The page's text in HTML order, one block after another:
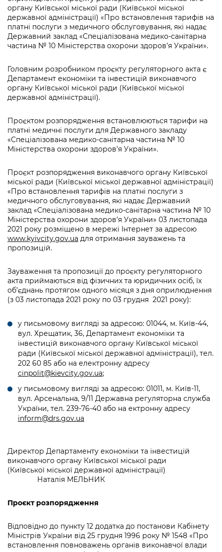
Підприємства, установи, організації
Kyiv International Relations
Річні звіти
Гендерна політика
Безбар'єрність
Портал Захисників та Захисниць
Безбар'єрність
Міський застосунок Київ Цифровий
Важливе під час воєнного стану
Уряд» – місцевий рівень»
Важливе під час воєнного стану
Про відкриті дані
Портал даних Києва
Публічні дашборди
органу Київської міської ради (Київської міської
державної адміністрації) «Про встановлення тарифів на
платні послуги з медичного обслуговування, які надає
Державний заклад «Спеціалізована медико-санітарна
частина № 10 Міністерства охорони здоров’я України».
Головним розробником проєкту регуляторного акта є
Департамент економіки та інвестицій виконавчого
органу Київської міської ради (Київської міської
державної адміністрації).
Проєктом розпорядження встановлюються тарифи на
платні медичні послуги для Державного закладу
«Спеціалізована медико-санітарна частина № 10
Міністерства охорони здоров’я України».
Проєкт розпорядження виконавчого органу Київської
міської ради (Київської міської державної адміністрації)
«Про встановлення тарифів на платні послуги з
медичного обслуговування, які надає Державний
заклад «Спеціалізована медико-санітарна частина № 10
Міністерства охорони здоров’я України» 03 листопада
2021 року розміщено в мережі Інтернет за адресою
www.kyivcity.gov.ua для отримання зауважень та
пропозицій.
Зауваження та пропозиції до проєкту регуляторного
акта приймаються від фізичних та юридичних осіб, їх
об’єднань протягом одного місяця з дня оприлюднення
(з 03 листопада 2021 року по 03 грудня 2021 року):
у письмовому вигляді за адресою: 01044, м. Київ-44,
вул. Хрещатик, 36, Департамент економіки та
інвестицій виконавчого органу Київської міської
ради (Київської міської державної адміністрації), тел.
202 60 85 або на електронну адресу
cinpolit@kievcity.gov.ua;
у письмовому вигляді за адресою: 01011, м. Київ-11,
вул. Арсенальна, 9/11 Державна регуляторна служба
України, тел. 239-76-40 або на ектронну адресу
inform@drs.gov.ua
Директор Департаменту економіки та інвестицій
виконавчого органу Київської міської ради
(Київської міської державної адміністрації)
Наталія МЕЛЬНИК
Проєкт розпорядження
Відповідно до пункту 12 додатка до постанови Кабінету
Міністрів України від 25 грудня 1996 року № 1548 «Про
встановлення повноважень органів виконавчої влади